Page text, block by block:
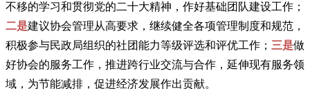
不移的学习和贯彻党的二十大精神，作好基础团队建设工作；
二是建议协会管理从高要求，继续健全各项管理制度和规范，
积极参与民政局组织的社团能力等级评选和评优工作； 三是做
好协会的服务工作，推进跨行业交流与合作，延伸现有服务领
域，为节能减排，促进经济发展作出贡献。